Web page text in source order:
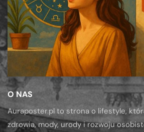
O NAS
Auraposter.pl to strona o lifestyle,
zdrowia, mody, urody i rozwoju